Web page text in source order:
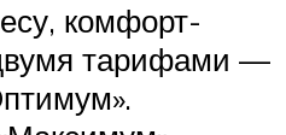
комфорт-
тарифами —